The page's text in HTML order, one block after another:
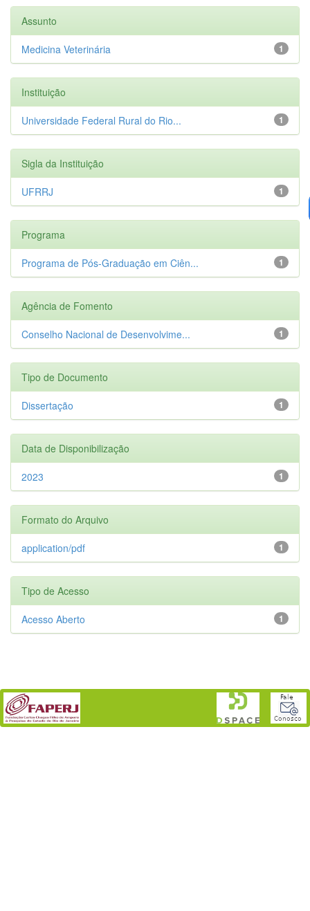
Assunto
1
Medicina Veterinária
Instituição
1
Universidade Federal Rural do Rio...
Sigla da Instituição
1
UFRRJ
Programa
1
Programa de Pós-Graduação em Ciên...
Agência de Fomento
1
Conselho Nacional de Desenvolvime...
Tipo de Documento
1
Dissertação
Data de Disponibilização
1
2023
Formato do Arquivo
1
application/pdf
Tipo de Acesso
1
Acesso Aberto